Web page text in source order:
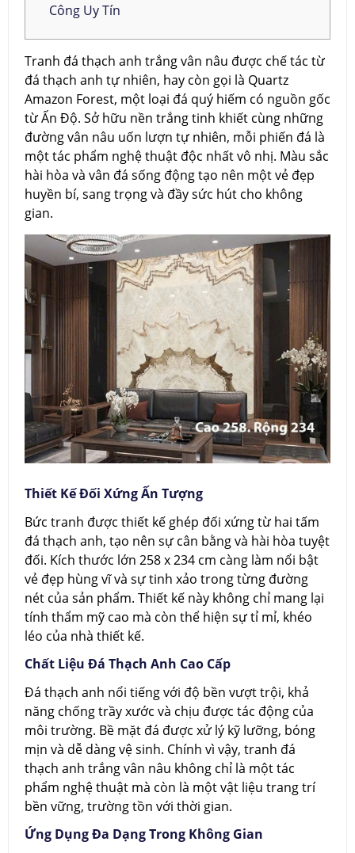
Công Uy Tín
Tranh đá thạch anh trắng vân nâu được chế tác từ
đá thạch anh tự nhiên, hay còn gọi là Quartz
Amazon Forest, một loại đá quý hiếm có nguồn gốc
từ Ấn Độ. Sở hữu nền trắng tinh khiết cùng những
đường vân nâu uốn lượn tự nhiên, mỗi phiến đá là
một tác phẩm nghệ thuật độc nhất vô nhị. Màu sắc
hài hòa và vân đá sống động tạo nên một vẻ đẹp
huyền bí, sang trọng và đầy sức hút cho không
gian.
Thiết Kế Đối Xứng Ấn Tượng
Bức tranh được thiết kế ghép đối xứng từ hai tấm
đá thạch anh, tạo nên sự cân bằng và hài hòa tuyệt
đối. Kích thước lớn 258 x 234 cm càng làm nổi bật
vẻ đẹp hùng vĩ và sự tinh xảo trong từng đường
nét của sản phẩm. Thiết kế này không chỉ mang lại
tính thẩm mỹ cao mà còn thể hiện sự tỉ mỉ, khéo
léo của nhà thiết kế.
Chất Liệu Đá Thạch Anh Cao Cấp
Đá thạch anh nổi tiếng với độ bền vượt trội, khả
năng chống trầy xước và chịu được tác động của
môi trường. Bề mặt đá được xử lý kỹ lưỡng, bóng
mịn và dễ dàng vệ sinh. Chính vì vậy, tranh đá
thạch anh trắng vân nâu không chỉ là một tác
phẩm nghệ thuật mà còn là một vật liệu trang trí
bền vững, trường tồn với thời gian.
Ứng Dụng Đa Dạng Trong Không Gian